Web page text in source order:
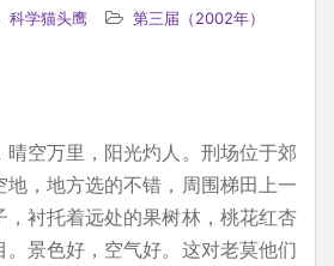
科学猫头鹰 第三届（2002年）
空万里，阳光灼人。刑场位于郊
，地方选的不错，周围梯田上一
，衬托着远处的果树林，桃花红杏
景色好，空气好。这对老莫他们